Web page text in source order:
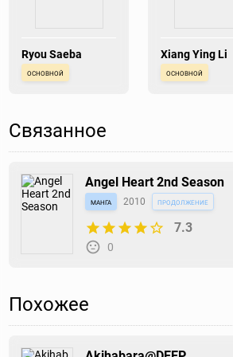
Ryou Saeba
основной
Xiang Ying Li
основной
Связанное
Angel Heart 2nd Season
манга 2010 продолжение
7.3
0
Похожее